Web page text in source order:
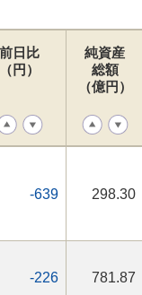
前日比
（円）
純資産
総額
（億円）
-639 298.30
-226 781.87